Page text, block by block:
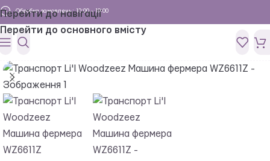
Перейти до навігації
Перейти до основного вмісту
Обробка замовлень: 10:00 - 19:00